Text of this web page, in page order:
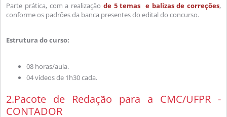
Parte prática, com a realização de 5 temas e balizas de correções,
conforme os padrões da banca presentes do edital do concurso.
Estrutura do curso:
08 horas/aula.
04 vídeos de 1h30 cada.
2.Pacote de Redação para a CMC/UFPR -
CONTADOR